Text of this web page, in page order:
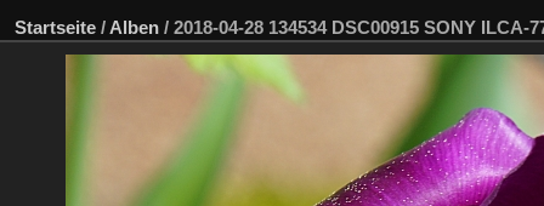
Startseite / Alben / 2018-04-28 134534 DSC00915 SONY ILCA-